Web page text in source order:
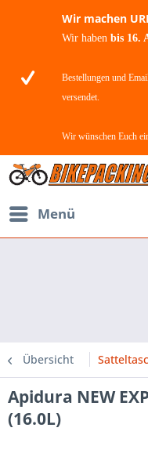
Wir machen
Wir haben bis 16.
Bestellungen und
versendet.
Wir wünschen Euch
Menü
Übersicht
Apidura NEW
(16.0L)